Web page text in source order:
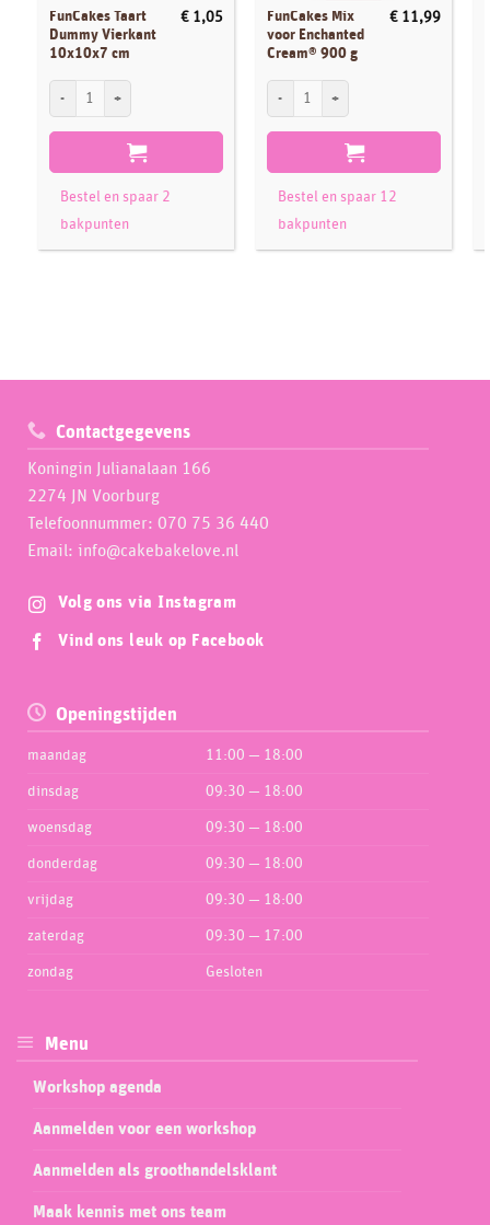
FunCakes Taart
Dummy Vierkant
10x10x7 cm
€ 1,05
FunCakes Taart Dummy Vierkant 10x10x7 cm aantal
Bestel en spaar 2
bakpunten
FunCakes Mix
voor Enchanted
Cream® 900 g
€ 11,99
FunCakes Mix voor Enchanted Cream®
Bestel en spaar 12
bakpunten
Contactgegevens
Koningin Julianalaan 166
2274 JN Voorburg
Telefoonnummer: 070 75 36 440
Email: info@cakebakelove.nl
Volg ons via Instagram
Vind ons leuk op Facebook
Openingstijden
maandag 11:00 — 18:00
dinsdag 09:30 — 18:00
woensdag 09:30 — 18:00
donderdag 09:30 — 18:00
vrijdag 09:30 — 18:00
zaterdag 09:30 — 17:00
zondag Gesloten
Menu
Workshop agenda
Aanmelden voor een workshop
Aanmelden als groothandelsklant
Maak kennis met ons team